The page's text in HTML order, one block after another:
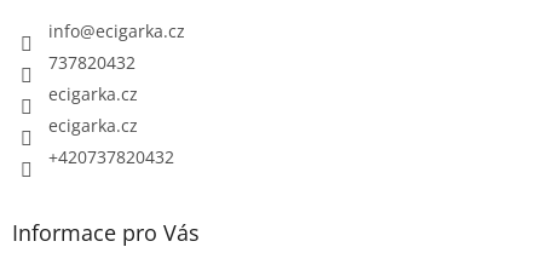
info@ecigarka.cz
737820432
ecigarka.cz
ecigarka.cz
+420737820432
Informace pro Vás